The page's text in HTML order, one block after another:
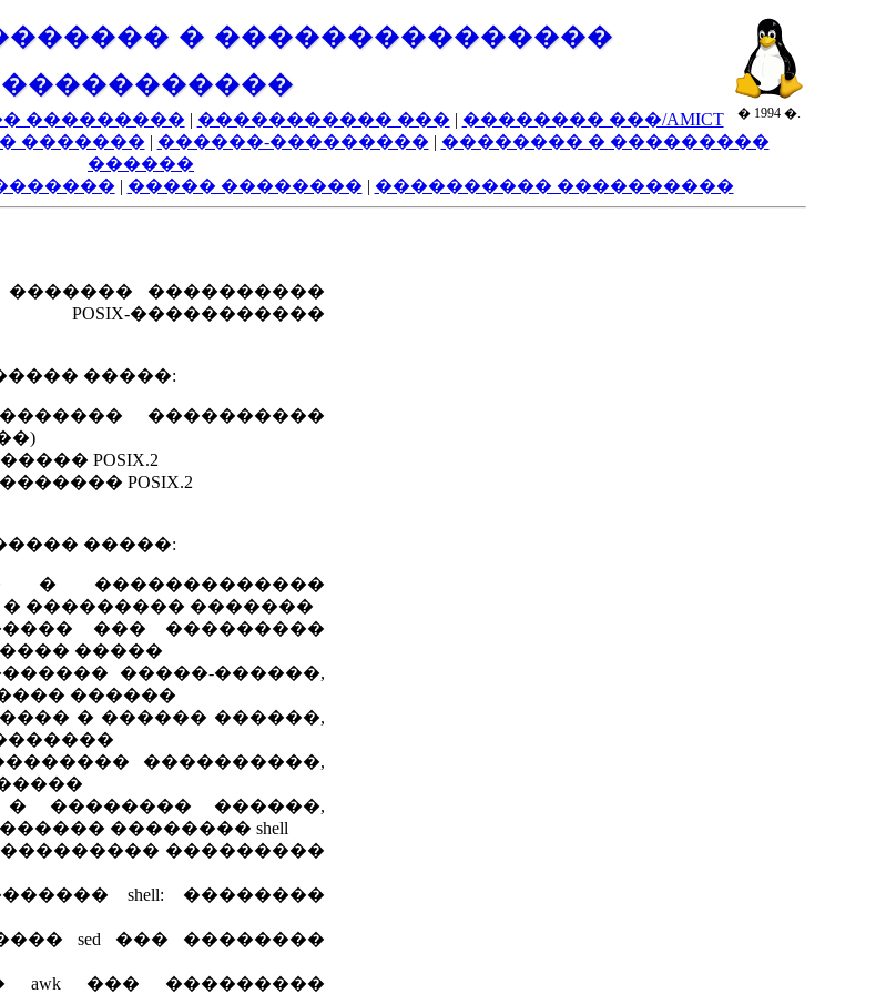
� 1994 �.
� ���������������
�����������
��������� | ����������� ��� | �������� ���/AMICT
������� | ������-��������� | �������� � ���������
������
| ����� �������� | ���������� ����������
����������
�����������
�����:
����������
POSIX.2
POSIX.2
�����:
� �������������
��������� �������
��� ���������
�����
�����-������,
������
� ������ ������,
����������,
� �������� ������,
�������� shell
���������
shell: ��������
sed ��� ��������
��� ���������